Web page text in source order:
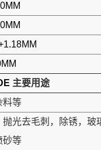
主要用途
料等
光去毛刺，除锈，
砂等